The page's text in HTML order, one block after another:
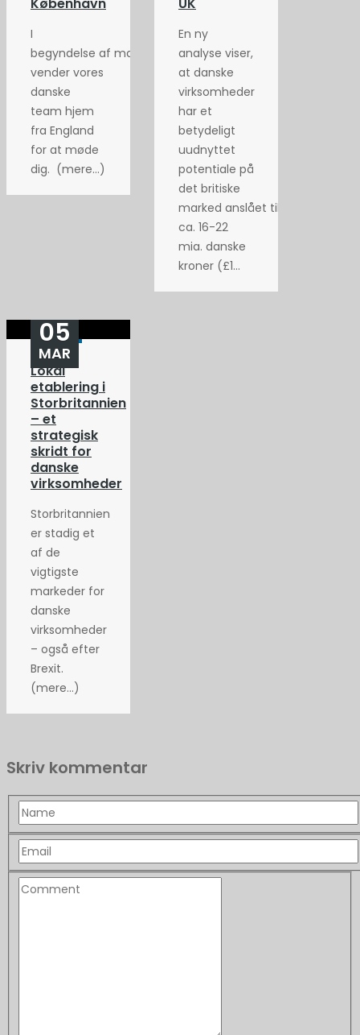
København
I
begyndelse af maj
vender vores
danske
team hjem
fra England
for at møde
dig. (mere…)
UK
En ny
analyse viser,
at danske
virksomheder
har et
betydeligt
uudnyttet
potentiale på
det britiske
marked anslået til
ca. 16-22
mia. danske
kroner (£1...
Lokal
etablering i
Storbritannien
– et
strategisk
skridt for
danske
virksomheder
05
MAR
Storbritannien
er stadig et
af de
vigtigste
markeder for
danske
virksomheder
– også efter
Brexit.
(mere…)
Skriv kommentar